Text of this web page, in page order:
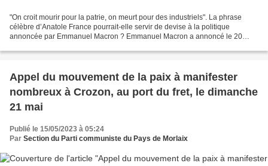
"On croit mourir pour la patrie, on meurt pour des industriels". La phrase
célèbre d’Anatole France pourrait-elle servir de devise à la politique
annoncée par Emmanuel Macron ? Emmanuel Macron a annoncé le 20
Appel du mouvement de la paix à manifester
nombreux à Crozon, au port du fret, le dimanche
21 mai
Publié le 15/05/2023 à 05:24
Par Section du Parti communiste du Pays de Morlaix